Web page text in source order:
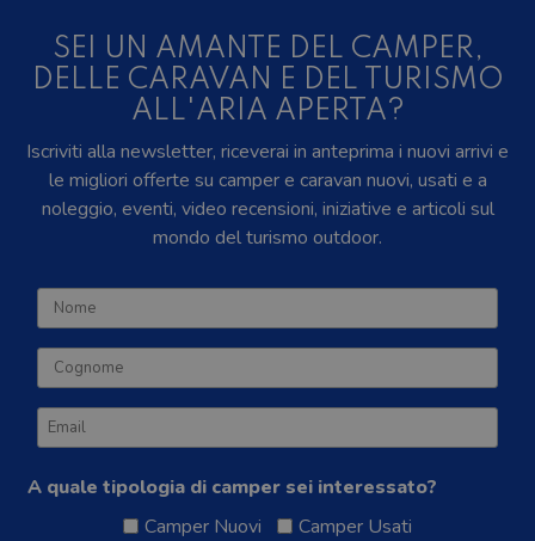
SEI UN AMANTE DEL CAMPER,
DELLE CARAVAN E DEL TURISMO
ALL'ARIA APERTA?
Iscriviti alla newsletter, riceverai in anteprima i nuovi arrivi e
le migliori offerte su camper e caravan nuovi, usati e a
noleggio, eventi, video recensioni, iniziative e articoli sul
mondo del turismo outdoor.
A quale tipologia di camper sei interessato?
Camper Nuovi
Camper Usati